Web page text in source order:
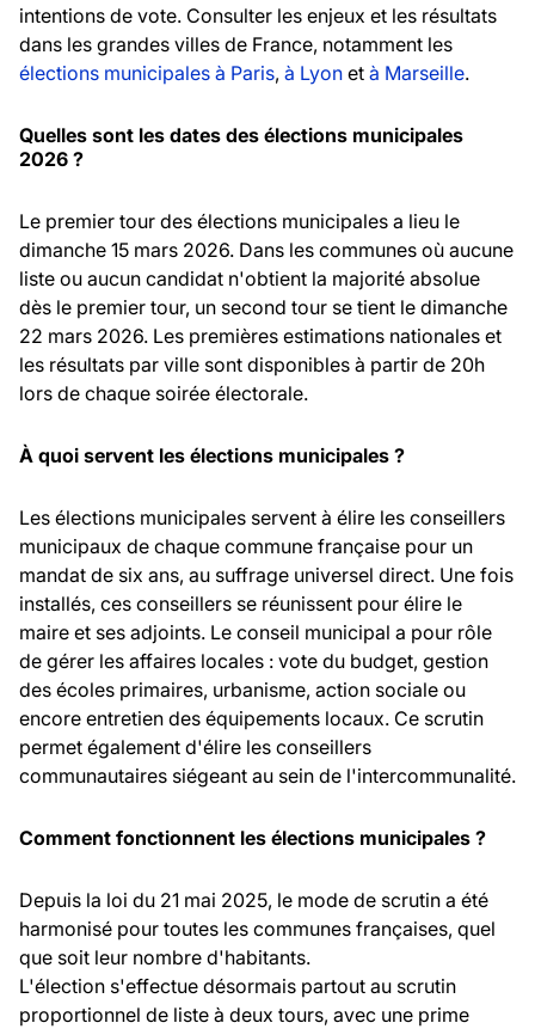
intentions de vote. Consulter les enjeux et les résultats
dans les grandes villes de France, notamment les
élections municipales à Paris, à Lyon et à Marseille.
Quelles sont les dates des élections municipales
2026 ?
Le premier tour des élections municipales a lieu le
dimanche 15 mars 2026. Dans les communes où aucune
liste ou aucun candidat n'obtient la majorité absolue
dès le premier tour, un second tour se tient le dimanche
22 mars 2026. Les premières estimations nationales et
les résultats par ville sont disponibles à partir de 20h
lors de chaque soirée électorale.
À quoi servent les élections municipales ?
Les élections municipales servent à élire les conseillers
municipaux de chaque commune française pour un
mandat de six ans, au suffrage universel direct. Une fois
installés, ces conseillers se réunissent pour élire le
maire et ses adjoints. Le conseil municipal a pour rôle
de gérer les affaires locales : vote du budget, gestion
des écoles primaires, urbanisme, action sociale ou
encore entretien des équipements locaux. Ce scrutin
permet également d'élire les conseillers
communautaires siégeant au sein de l'intercommunalité.
Comment fonctionnent les élections municipales ?
Depuis la loi du 21 mai 2025, le mode de scrutin a été
harmonisé pour toutes les communes françaises, quel
que soit leur nombre d'habitants.
L'élection s'effectue désormais partout au scrutin
proportionnel de liste à deux tours, avec une prime